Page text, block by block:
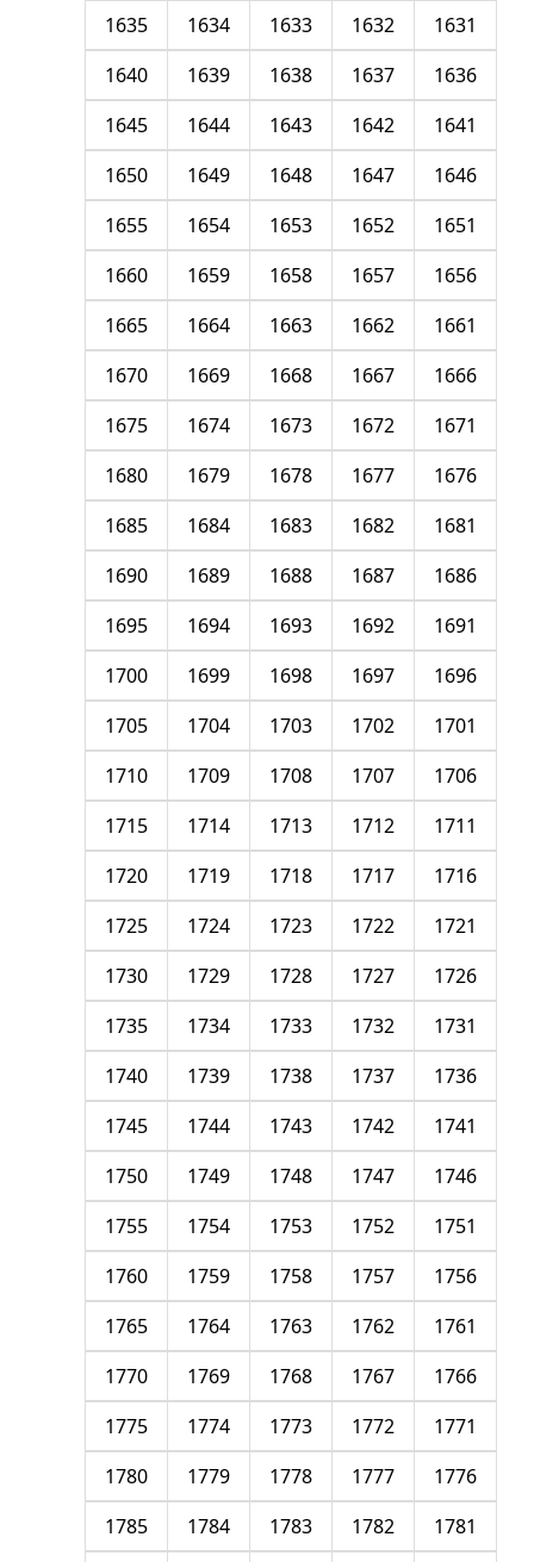
1631
1632
1633
1634
1635
1636
1637
1638
1639
1640
1641
1642
1643
1644
1645
1646
1647
1648
1649
1650
1651
1652
1653
1654
1655
1656
1657
1658
1659
1660
1661
1662
1663
1664
1665
1666
1667
1668
1669
1670
1671
1672
1673
1674
1675
1676
1677
1678
1679
1680
1681
1682
1683
1684
1685
1686
1687
1688
1689
1690
1691
1692
1693
1694
1695
1696
1697
1698
1699
1700
1701
1702
1703
1704
1705
1706
1707
1708
1709
1710
1711
1712
1713
1714
1715
1716
1717
1718
1719
1720
1721
1722
1723
1724
1725
1726
1727
1728
1729
1730
1731
1732
1733
1734
1735
1736
1737
1738
1739
1740
1741
1742
1743
1744
1745
1746
1747
1748
1749
1750
1751
1752
1753
1754
1755
1756
1757
1758
1759
1760
1761
1762
1763
1764
1765
1766
1767
1768
1769
1770
1771
1772
1773
1774
1775
1776
1777
1778
1779
1780
1781
1782
1783
1784
1785